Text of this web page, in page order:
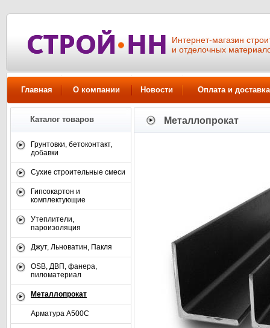
Интернет-магазин
и отделочных
Главная О компании Новости Оплата и доставка
Каталог товаров
Грунтовки, бетоконтакт,
добавки
Сухие строительные смеси
Гипсокартон и
комплектующие
Утеплители,
пароизоляция
Джут, Льноватин, Пакля
OSB, ДВП, фанера,
пиломатериал
Металлопрокат
Арматура А500С
Металлопрокат